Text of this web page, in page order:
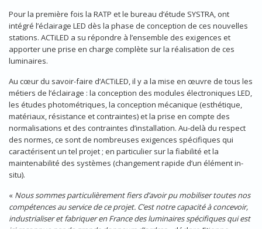
Pour la première fois la RATP et le bureau d’étude SYSTRA, ont
intégré l’éclairage LED dès la phase de conception de ces nouvelles
stations. ACTiLED a su répondre à l’ensemble des exigences et
apporter une prise en charge complète sur la réalisation de ces
luminaires.
Au cœur du savoir-faire d’ACTiLED, il y a la mise en œuvre de tous les
métiers de l’éclairage : la conception des modules électroniques LED,
les études photométriques, la conception mécanique (esthétique,
matériaux, résistance et contraintes) et la prise en compte des
normalisations et des contraintes d’installation. Au-delà du respect
des normes, ce sont de nombreuses exigences spécifiques qui
caractérisent un tel projet ; en particulier sur la fiabilité et la
maintenabilité des systèmes (changement rapide d’un élément in-
situ).
« Nous sommes particulièrement fiers d’avoir pu mobiliser toutes nos
compétences au service de ce projet. C’est notre capacité à concevoir,
industrialiser et fabriquer en France des luminaires spécifiques qui est